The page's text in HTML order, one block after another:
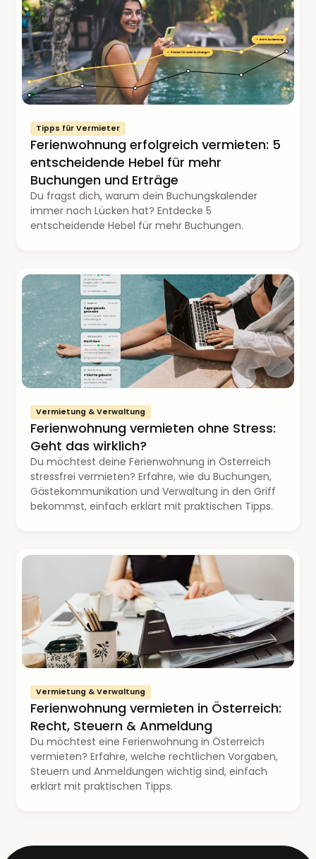
Tipps für Vermieter
Ferienwohnung erfolgreich vermieten: 5
entscheidende Hebel für mehr
Buchungen und Erträge
Du fragst dich, warum dein Buchungskalender
immer noch Lücken hat? Entdecke 5
entscheidende Hebel für mehr Buchungen.
Vermietung & Verwaltung
Ferienwohnung vermieten ohne Stress:
Geht das wirklich?
Du möchtest deine Ferienwohnung in Österreich
stressfrei vermieten? Erfahre, wie du Buchungen,
Gästekommunikation und Verwaltung in den Griff
bekommst, einfach erklärt mit praktischen Tipps.
Vermietung & Verwaltung
Ferienwohnung vermieten in Österreich:
Recht, Steuern & Anmeldung
Du möchtest eine Ferienwohnung in Österreich
vermieten? Erfahre, welche rechtlichen Vorgaben,
Steuern und Anmeldungen wichtig sind, einfach
erklärt mit praktischen Tipps.